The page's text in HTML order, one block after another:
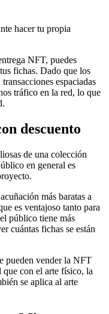
hacer tu propia
NFT, puedes
fichas. Dado que los
espaciadas
tráfico en la red, lo que
descuento
de una colección
en general es
más baratas a
es ventajoso tanto para
público tiene más
cuántas fichas se están
pueden vender la NFT
que con el arte físico, la
se aplica al arte